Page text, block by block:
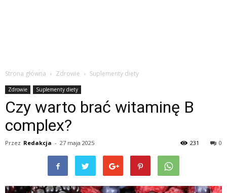
Strona główna Zdrowie Suplementy diety
Zdrowie Suplementy diety
Czy warto brać witaminę B
complex?
Przez Redakcja - 27 maja 2025 0
231